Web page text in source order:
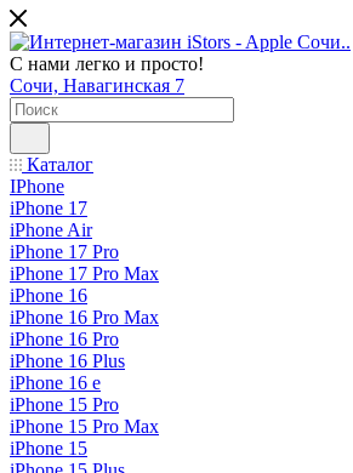
С нами легко и просто!
Сочи, Навагинская 7
Каталог
IPhone
iPhone 17
iPhone Air
iPhone 17 Pro
iPhone 17 Pro Max
iPhone 16
iPhone 16 Pro Max
iPhone 16 Pro
iPhone 16 Plus
iPhone 16 e
iPhone 15 Pro
iPhone 15 Pro Max
iPhone 15